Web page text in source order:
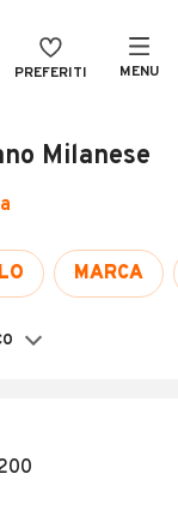
PREFERITI MENU
Milanese